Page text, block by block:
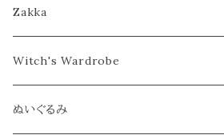
カチューシャ／ヘアバンド
カチューシャ
ヘアバンド
バブーシュカ
フラワークラウン／ティアラ
おとな
Zakka
Witch's Wardrobe
ぬいぐるみ